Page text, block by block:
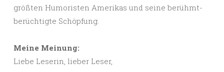
größten Humoristen Amerikas und seine berühmt-
berüchtigte Schöpfung.
Meine Meinung:
Liebe Leserin, lieber Leser,